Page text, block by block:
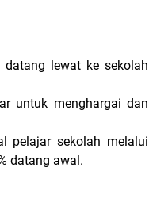
lewat ke sekolah
untuk menghargai dan
pelajar sekolah melalui
datang awal.